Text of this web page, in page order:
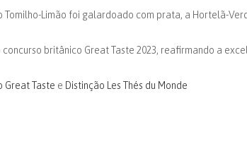
Limão foi galardoado com prata, a Hortelã-
britânico Great Taste 2023, reafirmando a
Great Taste e Distinção Les Thés du Monde